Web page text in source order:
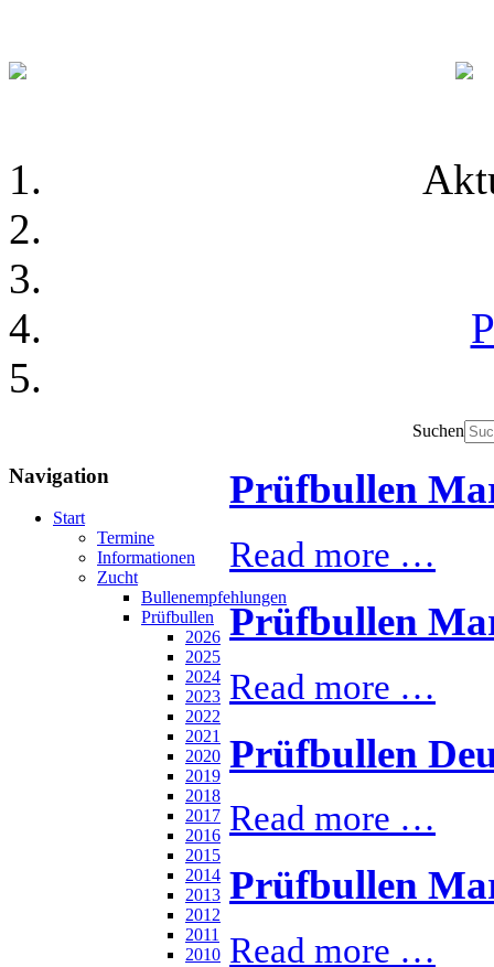
Suchen
Navigation
Start
Termine
Informationen
Zucht
Bullenempfehlungen
Prüfbullen
2026
2025
2024
2023
2022
2021
2020
2019
2018
2017
2016
2015
2014
2013
2012
2011
2010
Prüfbullen
Read more …
Prüfbullen
Read more …
Prüfbullen
Read more …
Prüfbullen
Read more …